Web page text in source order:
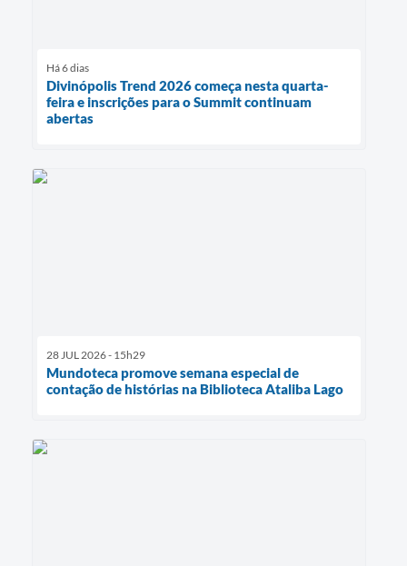
Há 6 dias
Divinópolis Trend 2026 começa nesta quarta-
feira e inscrições para o Summit continuam
abertas
28 JUL 2026 - 15h29
Mundoteca promove semana especial de
contação de histórias na Biblioteca Ataliba Lago